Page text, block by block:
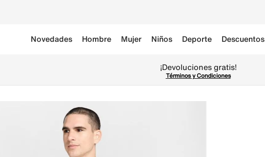
Novedades Hombre Mujer Niños Deporte Descuentos
¡Devoluciones gratis!
Términos y Condiciones